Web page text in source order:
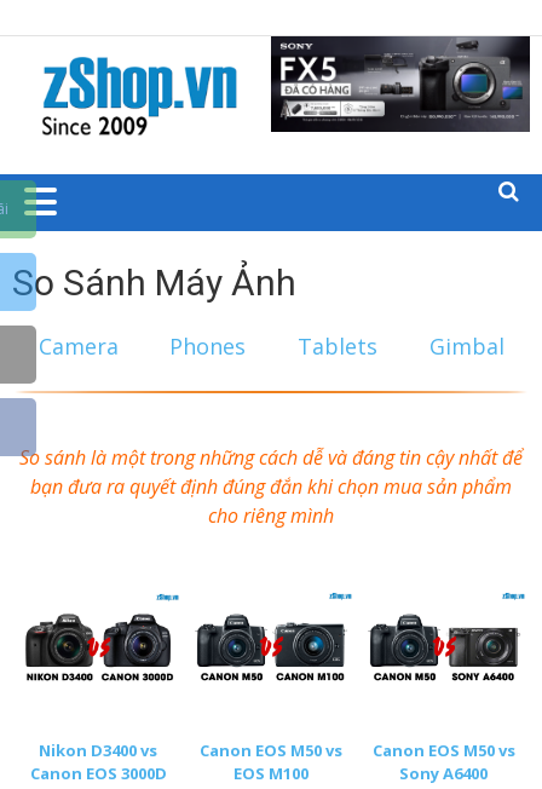
BLOGS CÁC
SẢN PHẨM
CÔNG
ZSHOP.VN
So Sánh Máy Ảnh
Camera Phones Tablets Gimbal
So sánh là một trong những cách dễ và đáng tin cậy nhất để
bạn đưa ra quyết định đúng đắn khi chọn mua sản phẩm
cho riêng mình
Nikon D3400 vs
Canon EOS 3000D
Canon EOS M50 vs
EOS M100
Canon EOS M50 vs
Sony A6400